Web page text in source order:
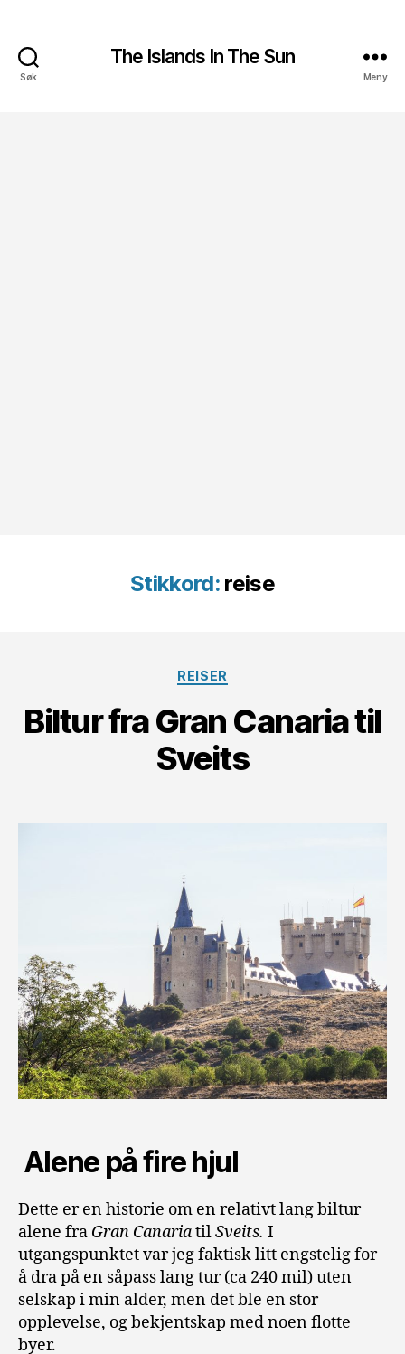
Søk
The Islands In The Sun
Meny
Stikkord: reise
Kategorier
REISER
Biltur fra Gran Canaria til
Sveits
Alene på fire hjul
Dette er en historie om en relativt lang biltur
alene fra Gran CanariatilSveits. I
utgangspunktet var jeg faktisk litt engstelig for
å dra på en såpass lang tur (ca 240 mil) uten
selskap i min alder, men det ble en stor
opplevelse, og bekjentskap med noen flotte
byer.